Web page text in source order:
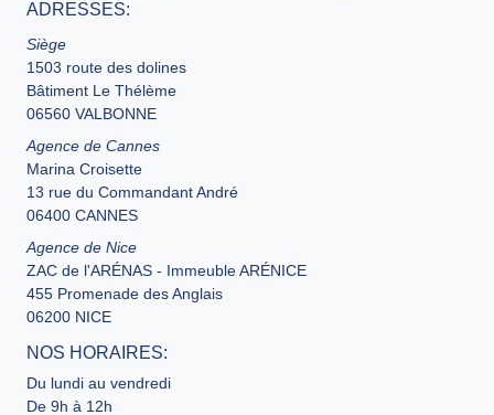
ADRESSES:
Siège
1503 route des dolines
Bâtiment Le Thélème
06560 VALBONNE
Agence de Cannes
Marina Croisette
13 rue du Commandant André
06400 CANNES
Agence de Nice
ZAC de l'ARÉNAS - Immeuble ARÉNICE
455 Promenade des Anglais
06200 NICE
NOS HORAIRES:
Du lundi au vendredi
De 9h à 12h